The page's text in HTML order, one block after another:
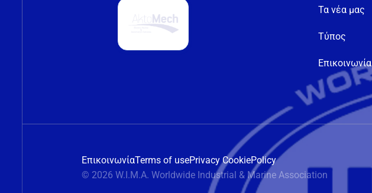
Τα νέα μας
Τύπος
Επικοινωνία
ΕπικοινωνίαTerms of usePrivacy CookiePolicy
© 2026 W.I.M.A. Worldwide Industrial & Marine Association